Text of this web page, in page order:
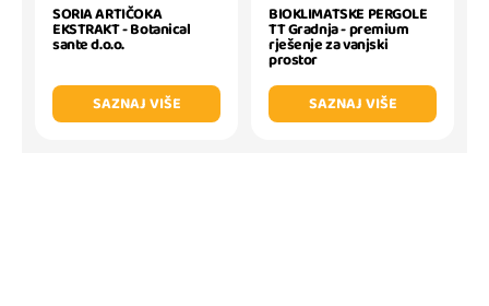
SORIA ARTIČOKA
EKSTRAKT - Botanical
sante d.o.o.
SAZNAJ VIŠE
BIOKLIMATSKE PERGOLE
TT Gradnja - premium
rješenje za vanjski
prostor
SAZNAJ VIŠE